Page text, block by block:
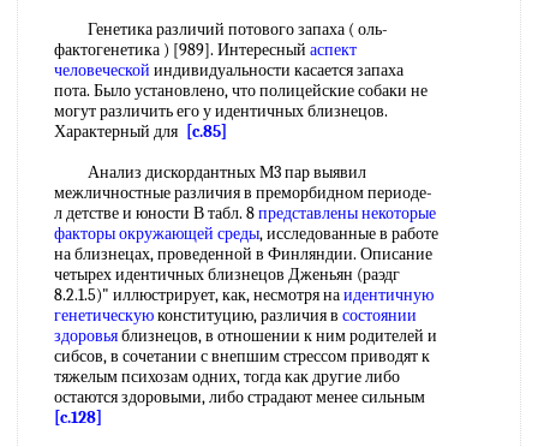
Генетика различий потового запаха ( оль-
фактогенетика ) [989]. Интересный аспект
человеческой индивидуальности касается запаха
пота. Было установлено, что полицейские собаки не
могут различить его у идентичных близнецов.
Характерный для [c.85]
Анализ дискордантных М3 пар выявил
межличностные различия в преморбидном периоде-
л детстве и юности В табл. 8представлены некоторые
факторы окружающей среды, исследованные в работе
на близнецах, проведенной в Финляндии. Описание
четырех идентичных близнецов Дженьян (раэдг
8.2.1.5)" иллюстрирует, как, несмотря наидентичную
генетическуюконституцию, различия в состоянии
здоровьяблизнецов, в отношении к ним родителей и
сибсов, в сочетании с внепшим стрессом приводят к
тяжелым психозам одних, тогда как другие либо
остаются здоровыми, либо страдают менее сильным
[c.128]